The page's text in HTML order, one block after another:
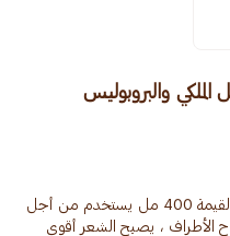
والبروبوليس
بلسم غارنييه ألترا دوكس بفوائد العسل القيمة 400 مل يستخدم من أجل
الأطراف ، يصبح الشعر أقوى